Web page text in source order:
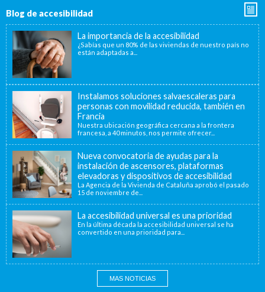
Blog de accesibilidad
La importancia de la accesibilidad
¿Sabías que un 80% de las viviendas de nuestro país no
están adaptadas a...
Instalamos soluciones salvaescaleras para
personas con movilidad reducida, también en
Francia
Nuestra ubicación geográfica cercana a la frontera
francesa, a 40 minutos, nos permite ofrecer...
Nueva convocatoria de ayudas para la
instalación de ascensores, plataformas
elevadoras y dispositivos de accesibilidad
La Agencia de la Vivienda de Cataluña aprobó el pasado
15 de noviembre de...
La accesibilidad universal es una prioridad
En la última década la accesibilidad universal se ha
convertido en una prioridad para...
MAS NOTICIAS